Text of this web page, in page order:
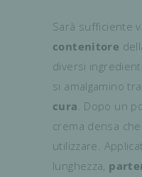
Sarà sufficiente
contenitore
diversi
si amalgamino
cura . Dopo un
crema densa
utilizzare.
lunghezza,